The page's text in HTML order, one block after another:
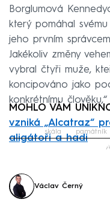
Borglumová
který pomáhal
jeho prvním
Jakékoliv změny
vybral čtyři muže,
koncipováno jako
konkrétnímu
MOHLO VÁM
vzniká „Alcatraz“
aligátoři a hadi
skála památník
Václav Černý